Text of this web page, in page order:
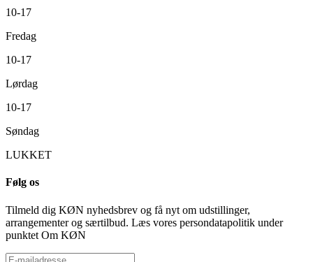
10-17
Fredag
10-17
Lørdag
10-17
Søndag
LUKKET
Følg os
Tilmeld dig KØN nyhedsbrev og få nyt om udstillinger,
arrangementer og særtilbud. Læs vores persondatapolitik under
punktet Om KØN